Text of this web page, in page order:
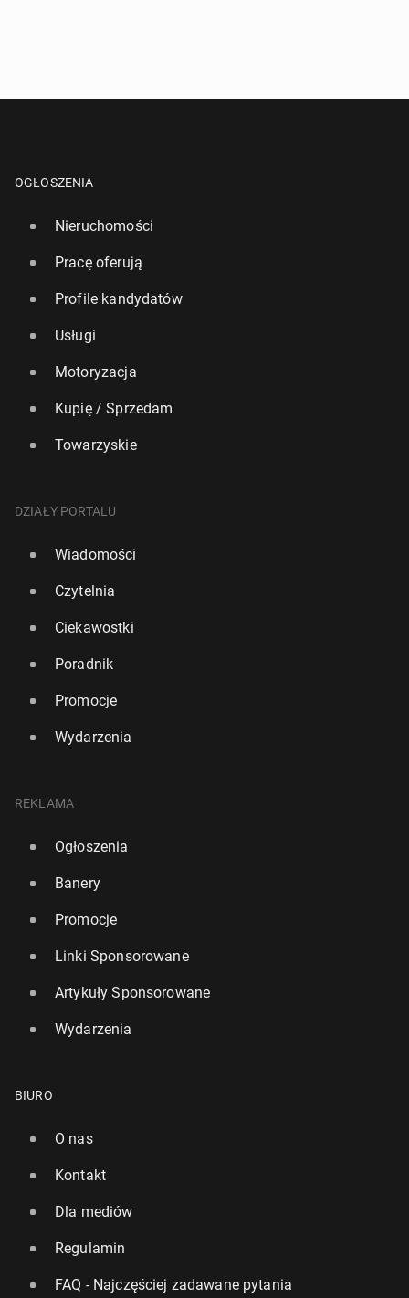
OGŁOSZENIA
Nieruchomości
Pracę oferują
Profile kandydatów
Usługi
Motoryzacja
Kupię / Sprzedam
Towarzyskie
DZIAŁY PORTALU
Wiadomości
Czytelnia
Ciekawostki
Poradnik
Promocje
Wydarzenia
REKLAMA
Ogłoszenia
Banery
Promocje
Linki Sponsorowane
Artykuły Sponsorowane
Wydarzenia
BIURO
O nas
Kontakt
Dla mediów
Regulamin
FAQ - Najczęściej zadawane pytania